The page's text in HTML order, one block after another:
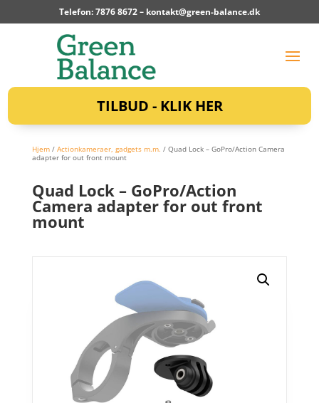
Telefon: 7876 8672 – kontakt@green-balance.dk
TILBUD - KLIK HER
Hjem/ Actionkameraer, gadgets m.m. / Quad Lock – GoPro/Action Camera
adapter for out front mount
Quad Lock – GoPro/Action
Camera adapter for out front
mount